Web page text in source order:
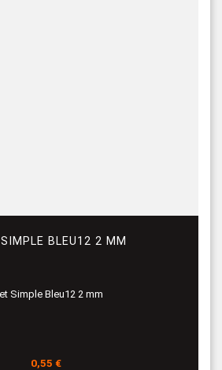
BLEU12 2 MM
Simple Bleu12 2 mm
Prix
0,55 €